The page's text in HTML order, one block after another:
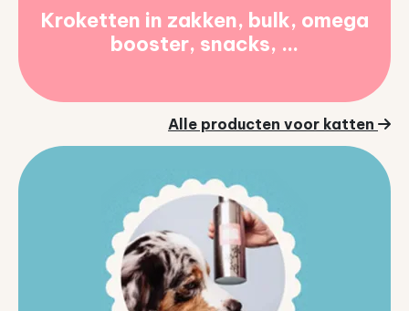
Kroketten in zakken, bulk, omega
booster, snacks, ...
Alle producten voor katten